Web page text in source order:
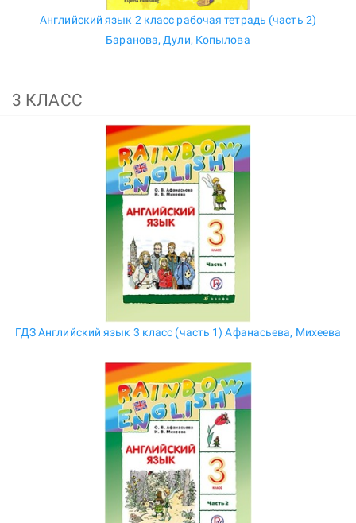
Английский язык 2 класс рабочая тетрадь (часть 2)
Баранова, Дули, Копылова
3 КЛАСС
ГДЗ Английский язык 3 класс (часть 1) Афанасьева, Михеева